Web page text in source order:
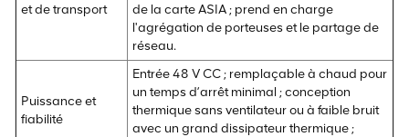
et de transport
de la carte ASIA ; prend en charge
l'agrégation de porteuses et le partage de
réseau.
Puissance et
fiabilité
Entrée 48 V CC ; remplaçable à chaud pour
un temps d’arrêt minimal ; conception
thermique sans ventilateur ou à faible bruit
avec un grand dissipateur thermique ;